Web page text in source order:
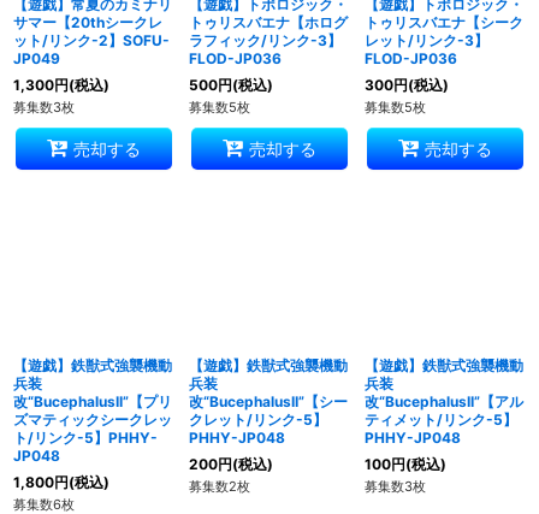
【遊戯】常夏のカミナリ
サマー【20thシークレ
ット/リンク-2】SOFU-
JP049
1,300円(税込)
募集数3枚
売却する
【遊戯】トポロジック・
トゥリスバエナ【ホログ
ラフィック/リンク-3】
FLOD-JP036
500円(税込)
募集数5枚
売却する
【遊戯】トポロジック・
トゥリスバエナ【シーク
レット/リンク-3】
FLOD-JP036
300円(税込)
募集数5枚
売却する
【遊戯】鉄獣式強襲機動
兵装
改“BucephalusII”【プリ
ズマティックシークレッ
ト/リンク-5】PHHY-
JP048
1,800円(税込)
募集数6枚
【遊戯】鉄獣式強襲機動
兵装
改“BucephalusII”【シー
クレット/リンク-5】
PHHY-JP048
200円(税込)
募集数2枚
【遊戯】鉄獣式強襲機動
兵装
改“BucephalusII”【アル
ティメット/リンク-5】
PHHY-JP048
100円(税込)
募集数3枚